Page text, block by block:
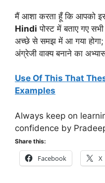
मैं आशा करता हूँ कि आपको
Hindi पोस्ट में बताए गए
अच्छे से समझ में आ गया होगा;
अंग्रेजी वाक्य बनाने का
Use Of This That
Examples
Always keep on
confidence by
Share this:
Facebook X